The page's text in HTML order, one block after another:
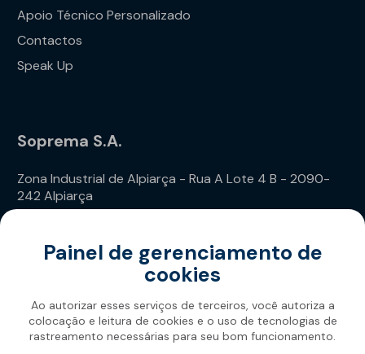
Apoio Técnico Personalizado
Contactos
Speak Up
Soprema S.A.
Zona Industrial de Alpiarça - Rua A Lote 4 B - 2090-
242 Alpiarça
Painel de gerenciamento de
cookies
Ao autorizar esses serviços de terceiros, você autoriza a
colocação e leitura de cookies e o uso de tecnologias de
rastreamento necessárias para seu bom funcionamento.